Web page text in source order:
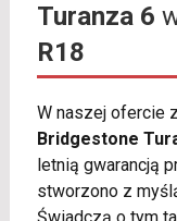
Turanza 6
R18
W naszej ofercie
Bridgestone
letnią gwarancją
stworzono z